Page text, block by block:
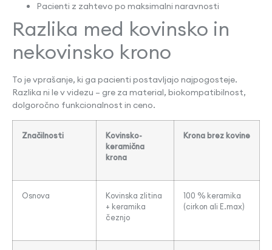
Pacienti z zahtevo po maksimalni naravnosti
Razlika med kovinsko in
nekovinsko krono
To je vprašanje, ki ga pacienti postavljajo najpogosteje.
Razlika ni le v videzu – gre za material, biokompatibilnost,
dolgoročno funkcionalnost in ceno.
Značilnosti
Kovinsko-
keramična
krona
Krona brez kovine
Osnova
Kovinska zlitina
+ keramika
čeznjo
100 % keramika
(cirkon ali E.max)